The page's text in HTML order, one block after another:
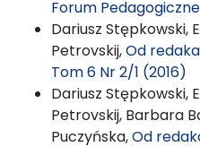
Forum
Dariusz Stępkowski,
Petrovskij,Od
Tom 6 Nr 2/1 (2016)
Dariusz Stępkowski,
Petrovskij, Barbara
Puczyńska,Od